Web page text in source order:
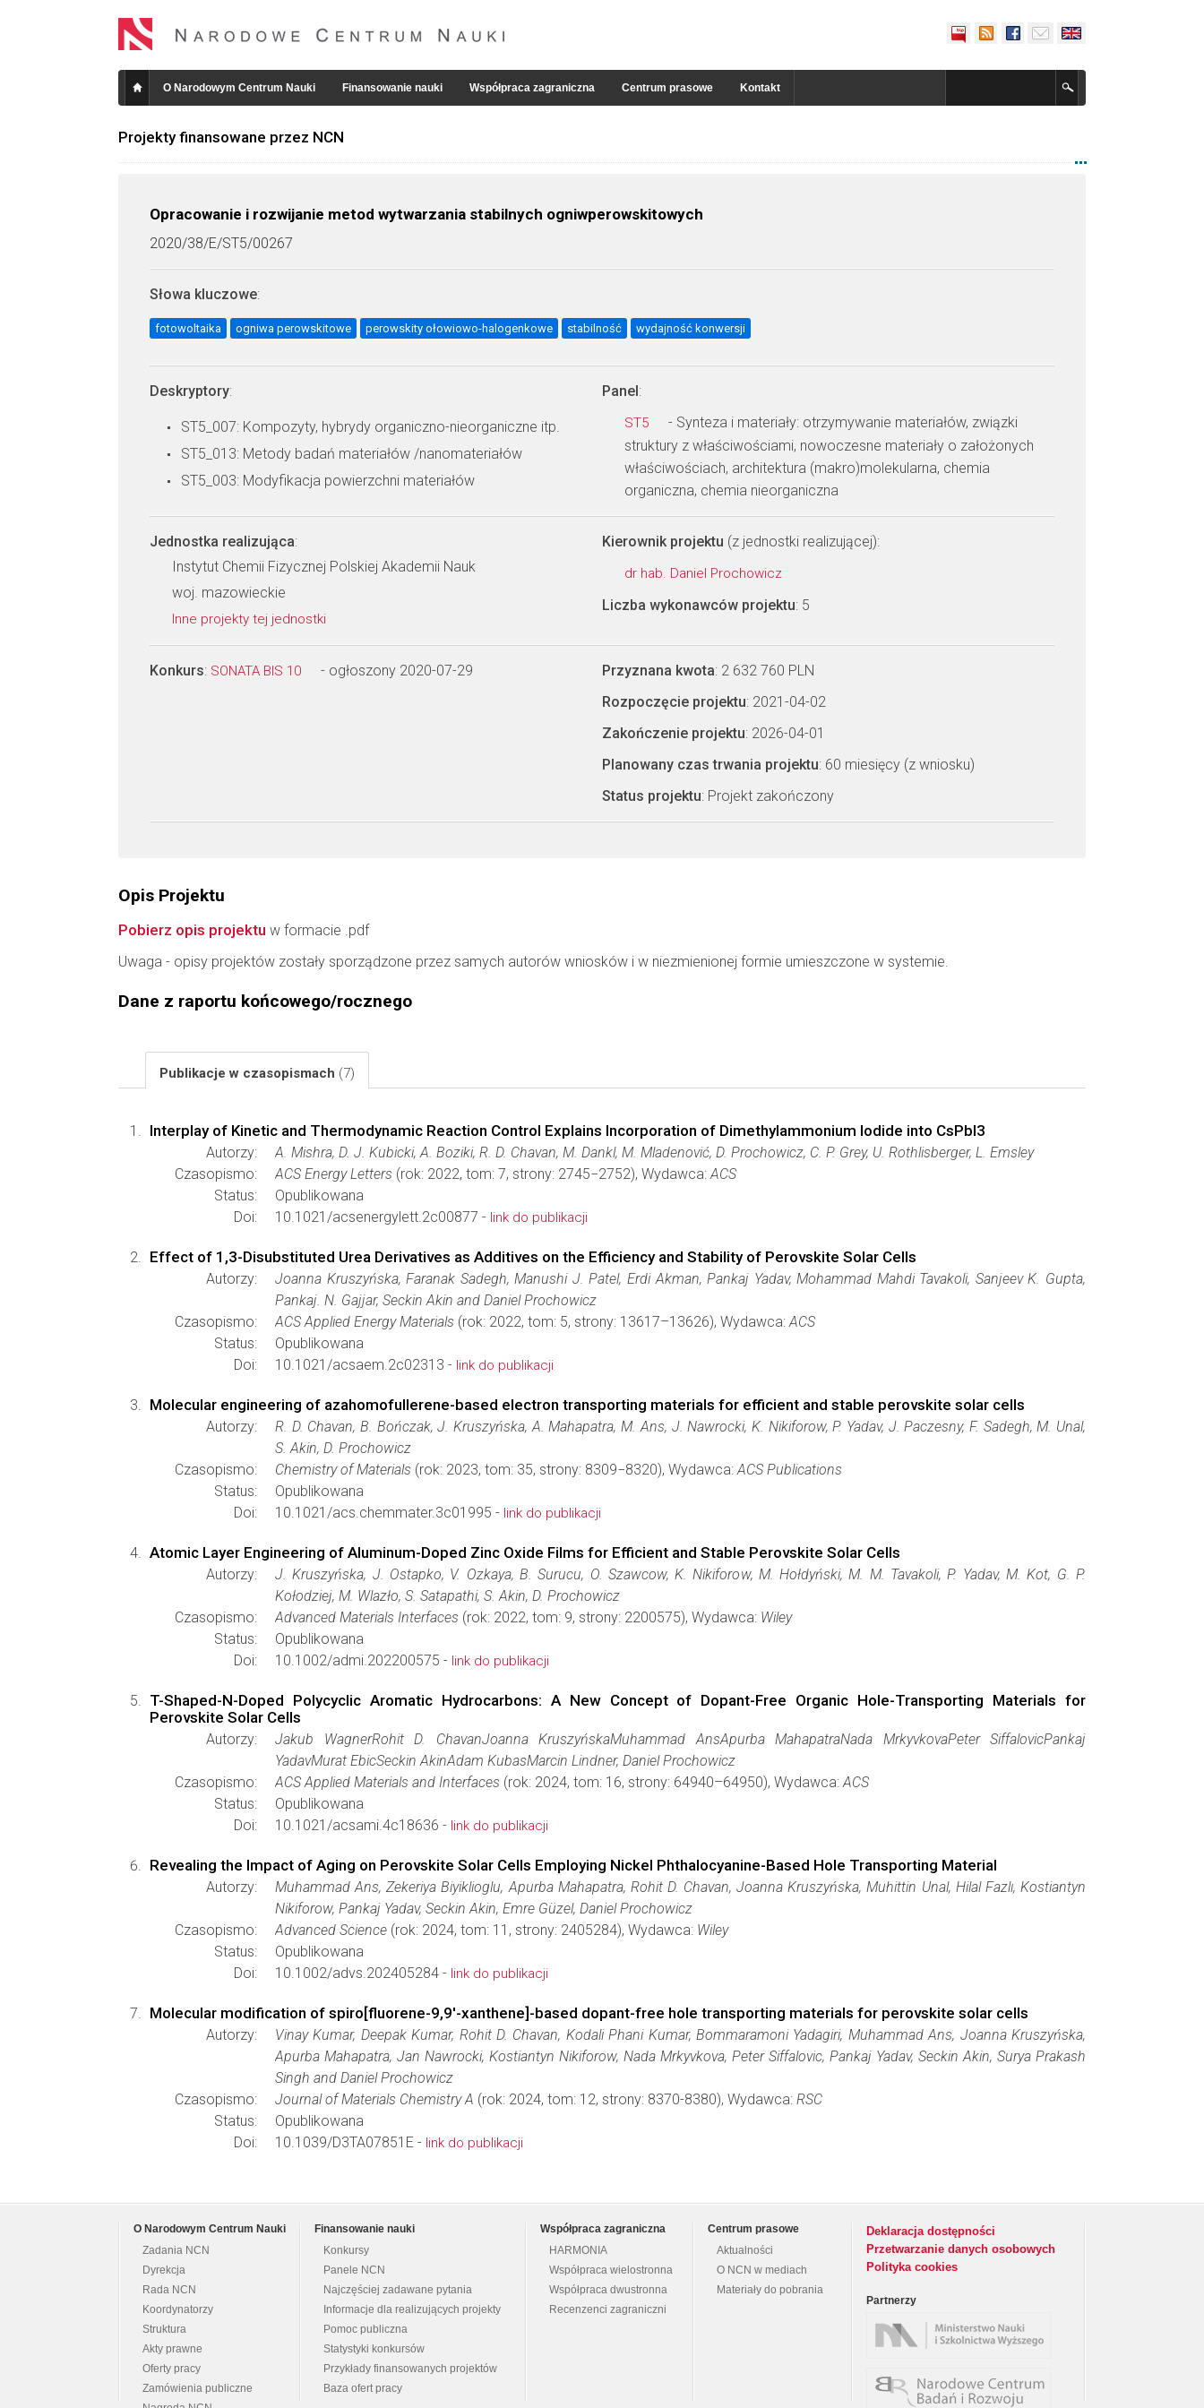
O Narodowym Centrum Nauki Finansowanie nauki Współpraca zagraniczna Centrum prasowe Kontakt
Projekty finansowane przez NCN
Opracowanie i rozwijanie metod wytwarzania stabilnych ogniwperowskitowych
2020/38/E/ST5/00267
Słowa kluczowe:
fotowoltaika ogniwa perowskitowe perowskity ołowiowo-halogenkowe stabilność wydajność konwersji
Deskryptory:
ST5_007: Kompozyty, hybrydy organiczno-nieorganiczne itp.
ST5_013: Metody badań materiałów /nanomateriałów
ST5_003: Modyfikacja powierzchni materiałów
Panel:
ST5
- Synteza i materiały: otrzymywanie materiałów, związki
struktury z właściwościami, nowoczesne materiały o założonych
właściwościach, architektura (makro)molekularna, chemia
organiczna, chemia nieorganiczna
Jednostka realizująca:
Instytut Chemii Fizycznej Polskiej Akademii Nauk
woj. mazowieckie
Inne projekty tej jednostki
Kierownik projektu (z jednostki realizującej):
dr hab. Daniel Prochowicz
Liczba wykonawców projektu: 5
Konkurs: SONATA BIS 10 - ogłoszony 2020-07-29 Przyznana kwota: 2 632 760 PLN
Rozpoczęcie projektu: 2021-04-02
Zakończenie projektu: 2026-04-01
Planowany czas trwania projektu: 60 miesięcy (z wniosku)
Status projektu: Projekt zakończony
Opis Projektu
Pobierz opis projektu w formacie .pdf
Uwaga - opisy projektów zostały sporządzone przez samych autorów wniosków i w niezmienionej formie umieszczone w systemie.
Dane z raportu końcowego/rocznego
Publikacje w czasopismach (7)
Interplay of Kinetic and Thermodynamic Reaction Control Explains Incorporation of Dimethylammonium Iodide into CsPbI3
Autorzy:
A. Mishra, D. J. Kubicki, A. Boziki, R. D. Chavan, M. Dankl, M. Mladenović, D. Prochowicz, C. P. Grey, U. Rothlisberger, L. Emsley
Czasopismo:
ACS Energy Letters (rok: 2022, tom: 7, strony: 2745−2752), Wydawca:ACS
Status:
Opublikowana
Doi:
10.1021/acsenergylett.2c00877 - link do publikacji
Effect of 1,3-Disubstituted Urea Derivatives as Additives on the Efficiency and Stability of Perovskite Solar Cells
Autorzy:
Joanna Kruszyńska, Faranak Sadegh, Manushi J. Patel, Erdi Akman, Pankaj Yadav, Mohammad Mahdi Tavakoli, Sanjeev K. Gupta,
Pankaj. N. Gajjar, Seckin Akin and Daniel Prochowicz
Czasopismo:
ACS Applied Energy Materials (rok: 2022, tom: 5, strony: 13617–13626), Wydawca:ACS
Status:
Opublikowana
Doi:
10.1021/acsaem.2c02313 - link do publikacji
Molecular engineering of azahomofullerene-based electron transporting materials for efficient and stable perovskite solar cells
Autorzy:
R. D. Chavan, B. Bończak, J. Kruszyńska, A. Mahapatra, M. Ans, J. Nawrocki, K. Nikiforow, P. Yadav, J. Paczesny, F. Sadegh, M. Unal,
S. Akin, D. Prochowicz
Czasopismo:
Chemistry of Materials (rok: 2023, tom: 35, strony: 8309−8320), Wydawca:ACS Publications
Status:
Opublikowana
Doi:
10.1021/acs.chemmater.3c01995 - link do publikacji
Atomic Layer Engineering of Aluminum-Doped Zinc Oxide Films for Efficient and Stable Perovskite Solar Cells
Autorzy:
J. Kruszyńska, J. Ostapko, V. Ozkaya, B. Surucu, O. Szawcow, K. Nikiforow, M. Hołdyński, M. M. Tavakoli, P. Yadav, M. Kot, G. P.
Kołodziej, M. Wlazło, S. Satapathi, S. Akin, D. Prochowicz
Czasopismo:
Advanced Materials Interfaces (rok: 2022, tom: 9, strony: 2200575), Wydawca: Wiley
Status:
Opublikowana
Doi:
10.1002/admi.202200575 - link do publikacji
T-Shaped-N-Doped Polycyclic Aromatic Hydrocarbons: A New Concept of Dopant-Free Organic Hole-Transporting Materials for
Perovskite Solar Cells
Autorzy:
Jakub WagnerRohit D. ChavanJoanna KruszyńskaMuhammad AnsApurba MahapatraNada MrkyvkovaPeter SiffalovicPankaj
YadavMurat EbicSeckin AkinAdam KubasMarcin Lindner, Daniel Prochowicz
Czasopismo:
ACS Applied Materials and Interfaces (rok: 2024, tom: 16, strony: 64940–64950), Wydawca:ACS
Status:
Opublikowana
Doi:
10.1021/acsami.4c18636 - link do publikacji
Revealing the Impact of Aging on Perovskite Solar Cells Employing Nickel Phthalocyanine-Based Hole Transporting Material
Autorzy:
Muhammad Ans, Zekeriya Biyiklioglu, Apurba Mahapatra, Rohit D. Chavan, Joanna Kruszyńska, Muhittin Unal, Hilal Fazlı, Kostiantyn
Nikiforow, Pankaj Yadav, Seckin Akin, Emre Güzel, Daniel Prochowicz
Czasopismo:
Advanced Science (rok: 2024, tom: 11, strony: 2405284), Wydawca: Wiley
Status:
Opublikowana
Doi:
10.1002/advs.202405284 - link do publikacji
Molecular modification of spiro[fluorene-9,9′-xanthene]-based dopant-free hole transporting materials for perovskite solar cells
Autorzy:
Vinay Kumar, Deepak Kumar, Rohit D. Chavan, Kodali Phani Kumar, Bommaramoni Yadagiri, Muhammad Ans, Joanna Kruszyńska,
Apurba Mahapatra, Jan Nawrocki, Kostiantyn Nikiforow, Nada Mrkyvkova, Peter Siffalovic, Pankaj Yadav, Seckin Akin, Surya Prakash
Singh and Daniel Prochowicz
Czasopismo:
Journal of Materials Chemistry A (rok: 2024, tom: 12, strony: 8370-8380), Wydawca: RSC
Status:
Opublikowana
Doi:
10.1039/D3TA07851E - link do publikacji
O Narodowym Centrum Nauki
Zadania NCN
Dyrekcja
Rada NCN
Koordynatorzy
Struktura
Akty prawne
Oferty pracy
Zamówienia publiczne
Finansowanie nauki
Konkursy
Panele NCN
Najczęściej zadawane pytania
Informacje dla realizujących projekty
Pomoc publiczna
Statystyki konkursów
Przykłady finansowanych projektów
Baza ofert pracy
Współpraca zagraniczna
HARMONIA
Współpraca wielostronna
Współpraca dwustronna
Recenzenci zagraniczni
Centrum prasowe
Aktualności
O NCN w mediach
Materiały do pobrania
Deklaracja dostępności
Przetwarzanie danych osobowych
Polityka cookies
Partnerzy